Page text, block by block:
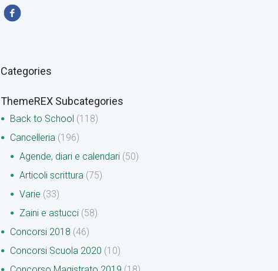
Categories
ThemeREX Subcategories
Back to School (118)
Cancelleria (196)
Agende, diari e calendari (50)
Articoli scrittura (75)
Varie (33)
Zaini e astucci (58)
Concorsi 2018 (46)
Concorsi Scuola 2020 (10)